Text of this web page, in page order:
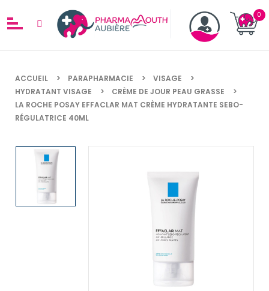
ACCUEIL PARAPHARMACIE
VISAGE
HYDRATANT VISAGE
CRÈME DE JOUR PEAU GRASSE
LA ROCHE POSAY EFFACLAR MAT CRÈME HYDRATANTE SEBO-
RÉGULATRICE 40ML